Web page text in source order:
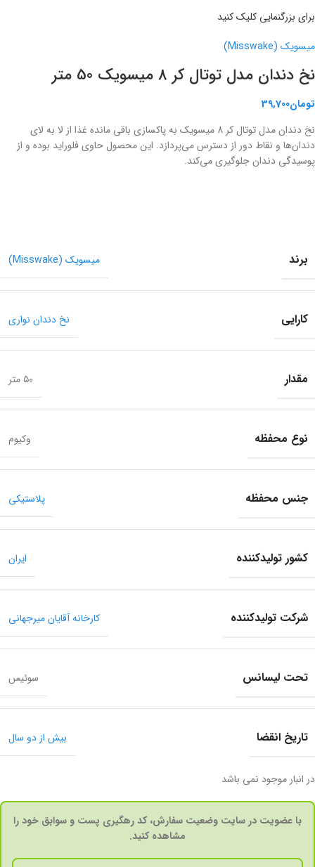
برای بزرگنمایی کلیک کنید
میسویک (Misswake)
نخ دندان مدل توتال کر 8 میسویک 50 متر
تومان39,700
نخ دندان مدل توتال کر 8 میسویک به پاکسازی باقی مانده غذا از لا به لای
دندان‌ها و نقاط دور از دسترس می‌پردازد. این محصول حاوی فلوراید بوده و از
پوسیدگی دندان جلوگیری می‌کند.
برند میسویک (Misswake)
کارایی نخ دندان نواری
مقدار ۵۰ متر
نوع محفظه وکیوم
جنس محفظه پلاستیکی
کشور تولید‎کننده ایران
شرکت تولید‎کننده کارخانه آقایان میرجهانی
تحت لیسانس سوئیس
تاریخ انقضا بیش از دو سال
در انبار موجود نمی باشد
با عضویت در سایت وضعیت سفارش، کد رهگیری پست و سوابق خود را
مشاهده کنید.